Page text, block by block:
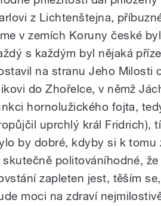
z Lichtenštejna,
v zemích Koruny české
s každým byl nějaká
na stranu Jeho Milosti
do Zhořelce, v němž
hornolužického fojta,
uprchlý král Fridrich),
by dobré, kdyby si k tomu
skutečně politováníhodné,
zapleten jest, těším
moci na zdraví